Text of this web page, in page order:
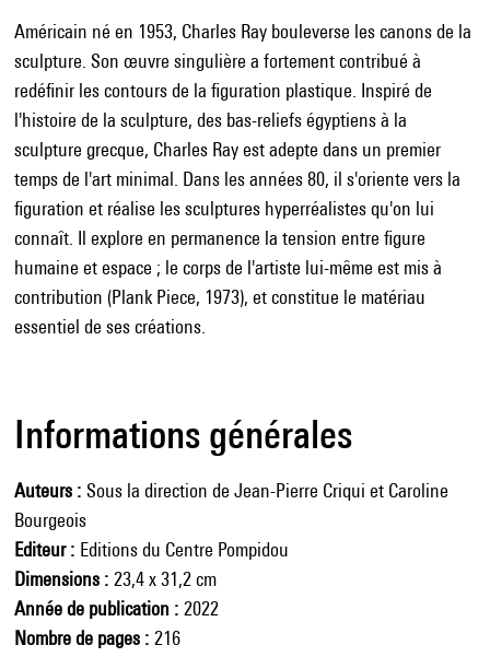
Américain né en 1953, Charles Ray bouleverse les canons de la
sculpture. Son œuvre singulière a fortement contribué à
redéfinir les contours de la figuration plastique. Inspiré de
l'histoire de la sculpture, des bas-reliefs égyptiens à la
sculpture grecque, Charles Ray est adepte dans un premier
temps de l'art minimal. Dans les années 80, il s'oriente vers la
figuration et réalise les sculptures hyperréalistes qu'on lui
connaît. Il explore en permanence la tension entre figure
humaine et espace ; le corps de l'artiste lui-même est mis à
contribution (Plank Piece, 1973), et constitue le matériau
essentiel de ses créations.
Informations générales
Auteurs
Sous la direction de Jean-Pierre Criqui et Caroline
Bourgeois
Editeur
Editions du Centre Pompidou
Dimensions
23,4 x 31,2 cm
Année de publication
2022
Nombre de pages
216